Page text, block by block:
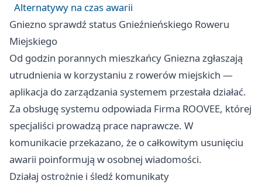
Alternatywy na czas awarii
Gniezno sprawdź status Gnieźnieńskiego Roweru
Miejskiego
Od godzin porannych mieszkańcy Gniezna zgłaszają
utrudnienia w korzystaniu z rowerów miejskich —
aplikacja do zarządzania systemem przestała działać.
Za obsługę systemu odpowiada Firma ROOVEE, której
specjaliści prowadzą prace naprawcze. W
komunikacie przekazano, że o całkowitym usunięciu
awarii poinformują w osobnej wiadomości.
Działaj ostrożnie i śledź komunikaty